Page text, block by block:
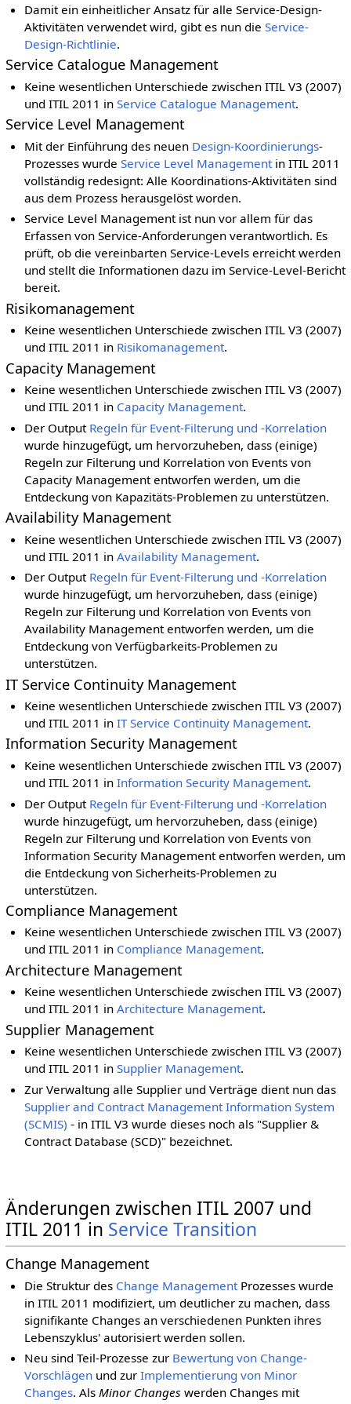
Damit ein einheitlicher Ansatz für alle Service-Design-
Aktivitäten verwendet wird, gibt es nun dieService-
Design-Richtlinie.
Service Catalogue Management
Keine wesentlichen Unterschiede zwischen ITIL V3 (2007)
und ITIL 2011 inService Catalogue Management.
Service Level Management
Mit der Einführung des neuen Design-Koordinierungs-
Prozesses wurdeService Level Management in ITIL 2011
vollständig redesignt: Alle Koordinations-Aktivitäten sind
aus dem Prozess herausgelöst worden.
Service Level Management ist nun vor allem für das
Erfassen von Service-Anforderungen verantwortlich. Es
prüft, ob die vereinbarten Service-Levels erreicht werden
und stellt die Informationen dazu im Service-Level-Bericht
bereit.
Risikomanagement
Keine wesentlichen Unterschiede zwischen ITIL V3 (2007)
und ITIL 2011 in Risikomanagement.
Capacity Management
Keine wesentlichen Unterschiede zwischen ITIL V3 (2007)
und ITIL 2011 in Capacity Management.
Der Output Regeln für Event-Filterung und -Korrelation
wurde hinzugefügt, um hervorzuheben, dass (einige)
Regeln zur Filterung und Korrelation von Events von
Capacity Management entworfen werden, um die
Entdeckung von Kapazitäts-Problemen zu unterstützen.
Availability Management
Keine wesentlichen Unterschiede zwischen ITIL V3 (2007)
und ITIL 2011 inAvailability Management.
Der Output Regeln für Event-Filterung und -Korrelation
wurde hinzugefügt, um hervorzuheben, dass (einige)
Regeln zur Filterung und Korrelation von Events von
Availability Management entworfen werden, um die
Entdeckung von Verfügbarkeits-Problemen zu
unterstützen.
IT Service Continuity Management
Keine wesentlichen Unterschiede zwischen ITIL V3 (2007)
und ITIL 2011 inIT Service Continuity Management.
Information Security Management
Keine wesentlichen Unterschiede zwischen ITIL V3 (2007)
und ITIL 2011 inInformation Security Management.
Der Output Regeln für Event-Filterung und -Korrelation
wurde hinzugefügt, um hervorzuheben, dass (einige)
Regeln zur Filterung und Korrelation von Events von
Information Security Management entworfen werden, um
die Entdeckung von Sicherheits-Problemen zu
unterstützen.
Compliance Management
Keine wesentlichen Unterschiede zwischen ITIL V3 (2007)
und ITIL 2011 in Compliance Management.
Architecture Management
Keine wesentlichen Unterschiede zwischen ITIL V3 (2007)
und ITIL 2011 inArchitecture Management.
Supplier Management
Keine wesentlichen Unterschiede zwischen ITIL V3 (2007)
und ITIL 2011 inSupplier Management.
Zur Verwaltung alle Supplier und Verträge dient nun das
Supplier and Contract Management Information System
(SCMIS) - in ITIL V3 wurde dieses noch als "Supplier &
Contract Database (SCD)" bezeichnet.
Änderungen zwischen ITIL 2007 und
ITIL 2011 in Service Transition
Change Management
Die Struktur des Change Management Prozesses wurde
in ITIL 2011 modifiziert, um deutlicher zu machen, dass
signifikante Changes an verschiedenen Punkten ihres
Lebenszyklus' autorisiert werden sollen.
Neu sind Teil-Prozesse zur Bewertung von Change-
Vorschlägen und zurImplementierung von Minor
Changes. AlsMinor Changes werden Changes mit